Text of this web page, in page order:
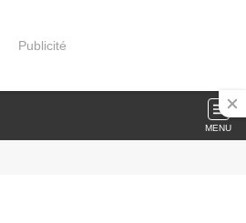
Publicité
MENU